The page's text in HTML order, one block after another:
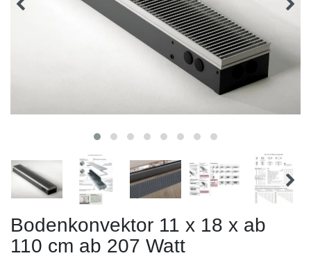
Bodenkonvektor 11 x 18 x ab
110 cm ab 207 Watt